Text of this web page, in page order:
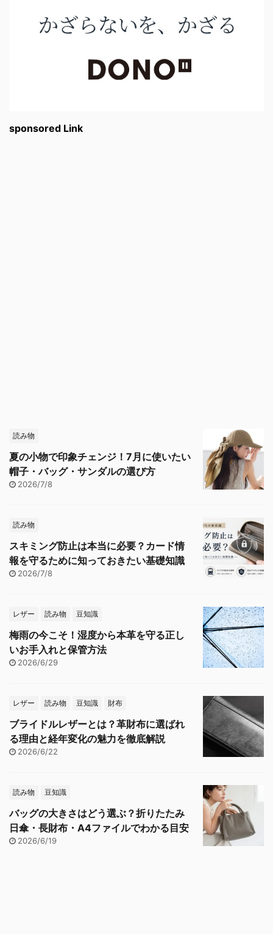
sponsored Link
読み物
夏の小物で印象チェンジ！7月に使いたい
帽子・バッグ・サンダルの選び方
2026/7/8
読み物
スキミング防止は本当に必要？カード情
報を守るために知っておきたい基礎知識
2026/7/8
レザー 読み物 豆知識
梅雨の今こそ！湿度から本革を守る正し
いお手入れと保管方法
2026/6/29
レザー 読み物 豆知識 財布
ブライドルレザーとは？革財布に選ばれ
る理由と経年変化の魅力を徹底解説
2026/6/22
読み物 豆知識
バッグの大きさはどう選ぶ？折りたたみ
日傘・長財布・A4ファイルでわかる目安
2026/6/19